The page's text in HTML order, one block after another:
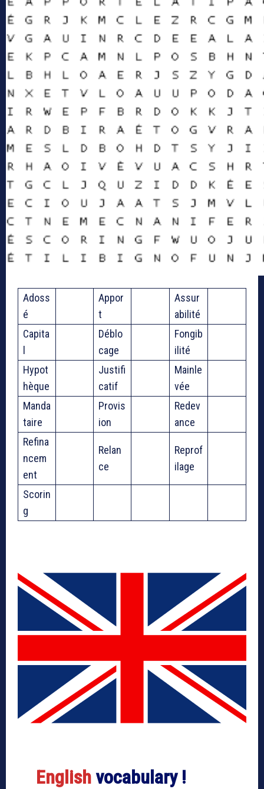
Adoss
é
Appor
t
Assur
abilité
Capita
Déblo
cage
Fongib
ilité
Hypot
hèque
Justifi
catif
Mainle
vée
Manda
taire
Provis
ion
Redev
ance
Refina
ncem
ent
Relan
ce
Reprof
ilage
Scorin
g
English vocabulary !